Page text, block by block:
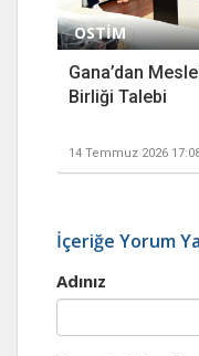
OSTİM
Gana’dan
Birliği Talebi
14 Temmuz 2026
İçeriğe Yorum
Adınız